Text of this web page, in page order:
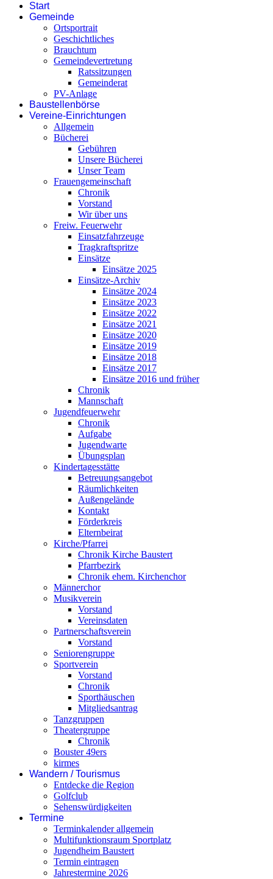
Start
Gemeinde
Ortsportrait
Geschichtliches
Brauchtum
Gemeindevertretung
Ratssitzungen
Gemeinderat
PV-Anlage
Baustellenbörse
Vereine-Einrichtungen
Allgemein
Bücherei
Gebühren
Unsere Bücherei
Unser Team
Frauengemeinschaft
Chronik
Vorstand
Wir über uns
Freiw. Feuerwehr
Einsatzfahrzeuge
Tragkraftspritze
Einsätze
Einsätze 2025
Einsätze-Archiv
Einsätze 2024
Einsätze 2023
Einsätze 2022
Einsätze 2021
Einsätze 2020
Einsätze 2019
Einsätze 2018
Einsätze 2017
Einsätze 2016 und früher
Chronik
Mannschaft
Jugendfeuerwehr
Chronik
Aufgabe
Jugendwarte
Übungsplan
Kindertagesstätte
Betreuungsangebot
Räumlichkeiten
Außengelände
Kontakt
Förderkreis
Elternbeirat
Kirche/Pfarrei
Chronik Kirche Baustert
Pfarrbezirk
Chronik ehem. Kirchenchor
Männerchor
Musikverein
Vorstand
Vereinsdaten
Partnerschaftsverein
Vorstand
Seniorengruppe
Sportverein
Vorstand
Chronik
Sporthäuschen
Mitgliedsantrag
Tanzgruppen
Theatergruppe
Chronik
Bouster 49ers
kirmes
Wandern / Tourismus
Entdecke die Region
Golfclub
Sehenswürdigkeiten
Termine
Terminkalender allgemein
Multifunktionsraum Sportplatz
Jugendheim Baustert
Termin eintragen
Jahrestermine 2026